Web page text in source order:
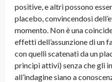
positive, e altri possono
placebo, convincendosi
momento. Non è una
effetti dell’assunzione di un
con quelli scatenati da un
principi attivi) senza che gli
all’indagine siano a